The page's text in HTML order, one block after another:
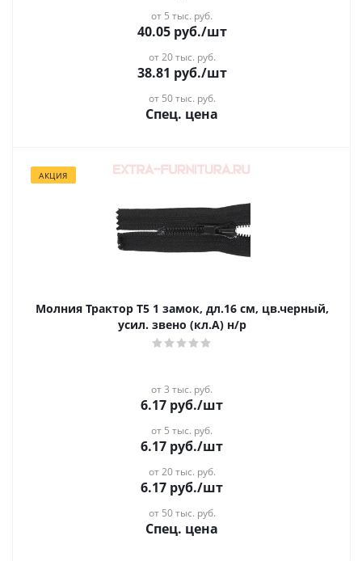
от 5 тыс. руб.
40.05руб./шт
от 20 тыс. руб.
38.81 руб./шт
от 50 тыс. руб.
Спец. цена
АКЦИЯ
Молния Трактор Т5 1 замок, дл.16 см, цв.черный,
усил. звено (кл.А) н/р
от 3 тыс. руб.
6.17 руб./шт
от 5 тыс. руб.
6.17 руб./шт
от 20 тыс. руб.
6.17 руб./шт
от 50 тыс. руб.
Спец. цена